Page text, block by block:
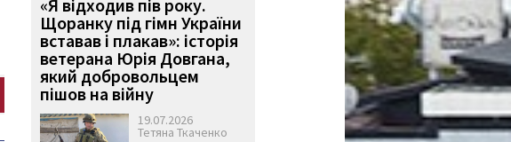
«Я відходив пів року.
Щоранку під гімн України
вставав і плакав»: історія
ветерана Юрія Довгана,
який добровольцем
пішов на війну
19.07.2026
Тетяна Ткаченко